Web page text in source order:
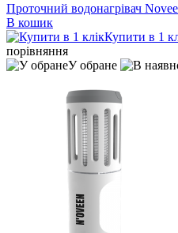
Проточний водонагрівач
В кошик
Купити в 1
порівняння
У обране